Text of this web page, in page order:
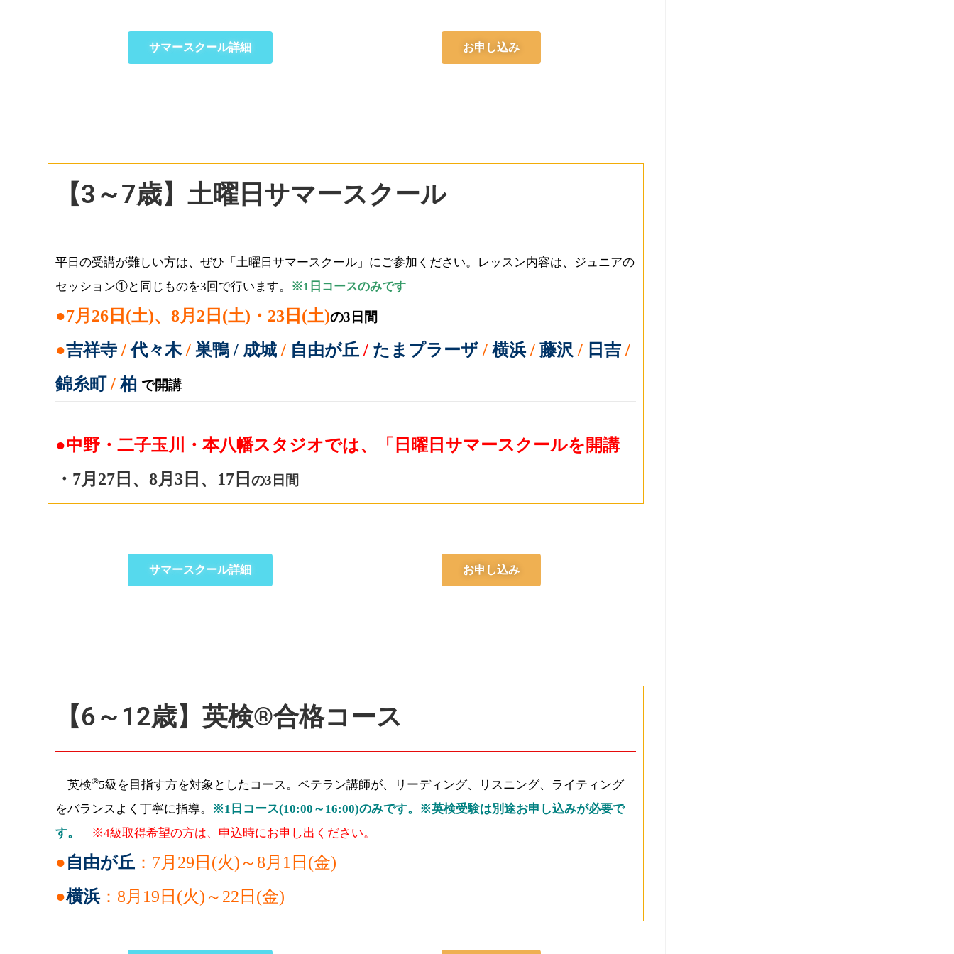
サマースクール詳細 お申し込み
【3～7歳】土曜日サマースクール
平日の受講が難しい方は、ぜひ「土曜日サマースクール」にご参加ください。レッスン内容は、ジュニアの
セッション①と同じものを3回で行います。 ※1日コースのみです
●7月26日(土)、8月2日(土)・23日(土)の3日間
●吉祥寺 /代々木/巣鴨 / 成城/ 自由が丘/ たまプラーザ/ 横浜/ 藤沢 / 日吉/
錦糸町/柏 で開講
●中野・二子玉川・本八幡スタジオでは、「日曜日サマースクールを開講
・7月27日、8月3日、17日の3日間
サマースクール詳細 お申し込み
【6～12歳】英検®合格コース
英検®5級を目指す方を対象としたコース。ベテラン講師が、リーディング、リスニング、ライティング
をバランスよく丁寧に指導。 ※1日コース(10:00～16:00)のみです。※英検受験は別途お申し込みが必要で
す。 ※4級取得希望の方は、申込時にお申し出ください。
●自由が丘 ：7月29日(火)～8月1日(金)
●横浜：8月19日(火)～22日(金)